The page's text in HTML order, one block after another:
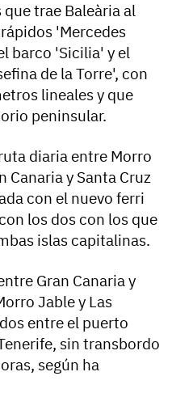
trae Baleària al
'Mercedes
barco 'Sicilia' y el
de la Torre', con
lineales y que
peninsular.
diaria entre Morro
Canaria y Santa Cruz
con el nuevo ferri
los dos con los que
islas capitalinas.
Gran Canaria y
Jable y Las
entre el puerto
sin transbordo
según ha